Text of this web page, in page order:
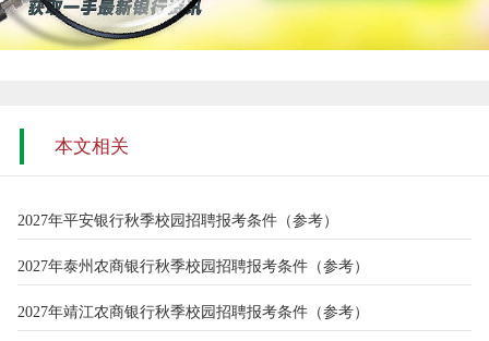
本文相关
2027年平安银行秋季校园招聘报考条件（参考）
2027年泰州农商银行秋季校园招聘报考条件（参考）
2027年靖江农商银行秋季校园招聘报考条件（参考）